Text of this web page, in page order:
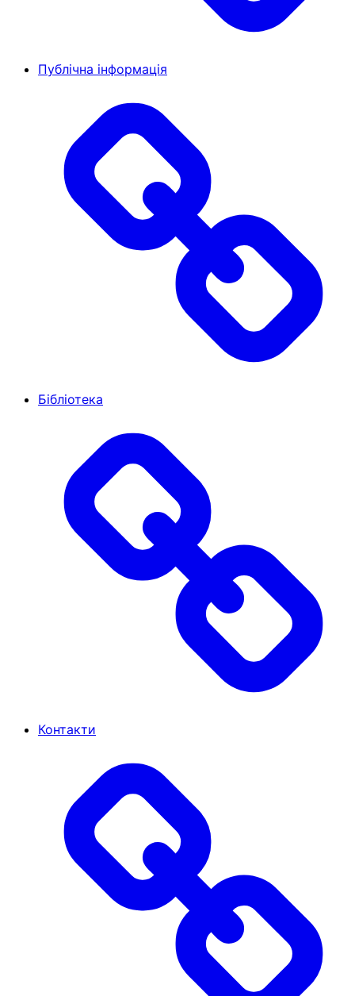
Публічна інформація
Бібліотека
Контакти